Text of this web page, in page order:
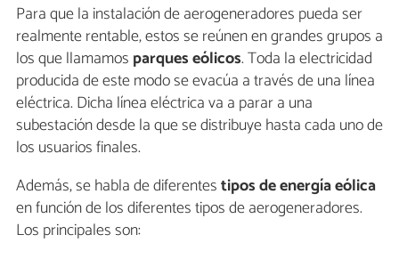
Para que la instalación de aerogeneradores pueda ser
realmente rentable, estos se reúnen en grandes grupos a
los que llamamos parques eólicos. Toda la electricidad
producida de este modo se evacúa a través de una línea
eléctrica. Dicha línea eléctrica va a parar a una
subestación desde la que se distribuye hasta cada uno de
los usuarios finales.
Además, se habla de diferentestipos de energía eólica
en función de los diferentes tipos de aerogeneradores.
Los principales son: